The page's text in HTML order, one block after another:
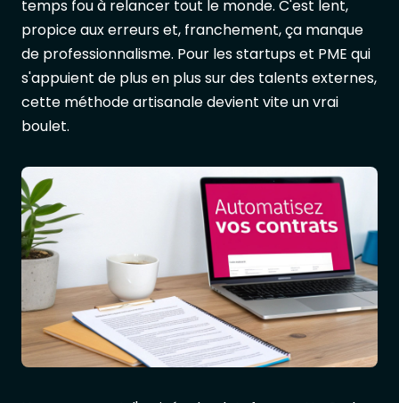
temps fou à relancer tout le monde. C'est lent,
propice aux erreurs et, franchement, ça manque
de professionnalisme. Pour les startups et PME qui
s'appuient de plus en plus sur des talents externes,
cette méthode artisanale devient vite un vrai
boulet.